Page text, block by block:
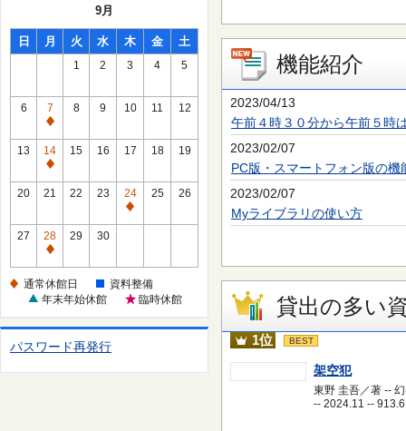
館
日
9月
日 月 火 水 木 金 土
1 2 3 4 5
6
7
通
常
休
館
8 9 10 11 12
13
14
通
常
館
日
15 16 17 18 19
20 21 22 23
24
通
館
日
25 26
27
28
通
休
日
29 30
通常休館日
資料整備
年末年始休館
臨時休館
パスワード再発行
機能紹介
2023/04/13
午前４時３０分から午前５時
2023/02/07
PC版・スマートフォン版の機
2023/02/07
Myライブラリの使い方
貸出の多い
1位 BEST
架空犯
東野 圭吾／著 --
-- 2024.11 -- 913.6